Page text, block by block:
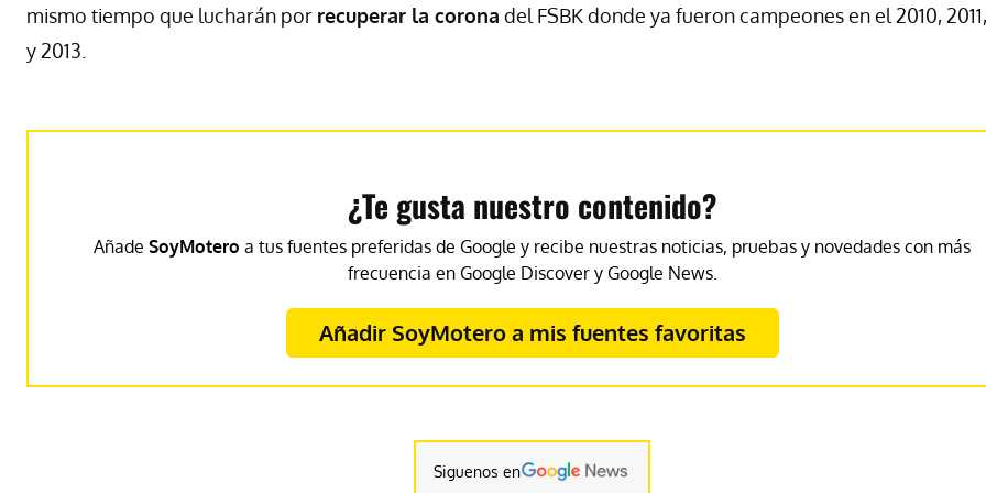
mismo tiempo que lucharán por recuperar la corona del FSBKdonde ya fueron campeones en el 2010,
y 2013.
¿Te gusta nuestro contenido?
AñadeSoyMotero a tus fuentes preferidas de Google y recibe nuestras noticias, pruebas y novedades con más
frecuencia en Google Discover y Google News.
Añadir SoyMotero a mis fuentes favoritas
Siguenos en